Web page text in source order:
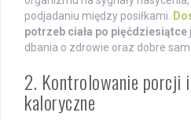
podjadaniu między posiłkami.
potrzeb ciała po pięćdziesiątce
dbania o zdrowie oraz dobre
2. Kontrolowanie porcji
kaloryczne